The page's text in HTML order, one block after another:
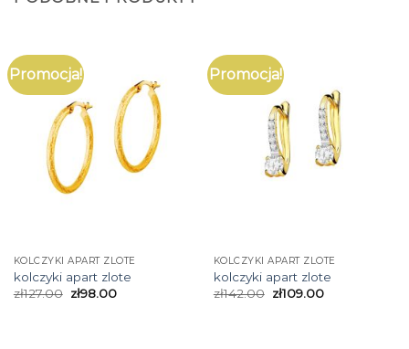
Promocja!
KOLCZYKI APART ZLOTE
kolczyki apart zlote
zł127.00 zł98.00
Promocja!
KOLCZYKI APART ZLOTE
kolczyki apart zlote
zł142.00 zł109.00